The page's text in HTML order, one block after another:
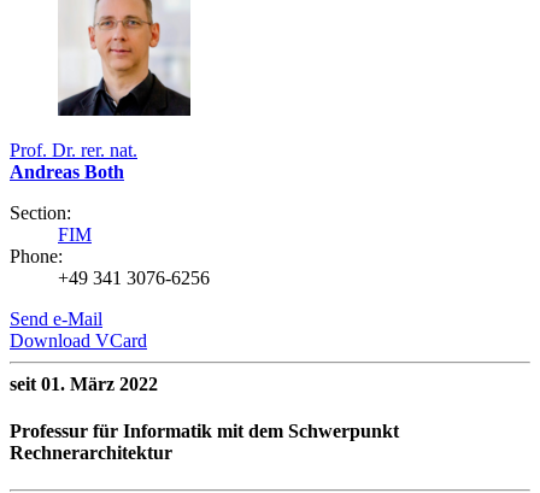
Prof. Dr. rer. nat.
Andreas Both
Section:
FIM
Phone:
+49 341 3076-6256
Send e-Mail
Download VCard
seit 01. März 2022
Professur für Informatik mit dem Schwerpunkt
Rechnerarchitektur